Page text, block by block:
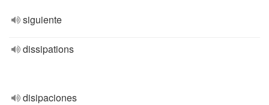
siguiente
dissipations
disipaciones